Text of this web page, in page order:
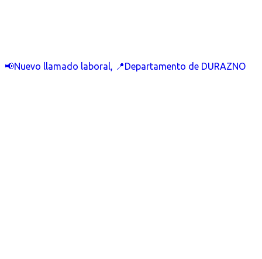
📢Nuevo llamado laboral, 📍Departamento de DURAZNO